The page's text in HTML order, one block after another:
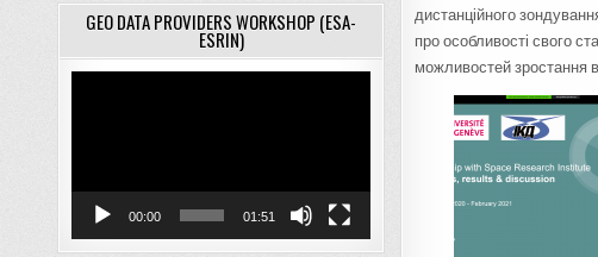
дистанційного
про особливості свого
можливостей зростання
GEO DATA PROVIDERS WORKSHOP (ESA-
ESRIN)
00:00 01:51